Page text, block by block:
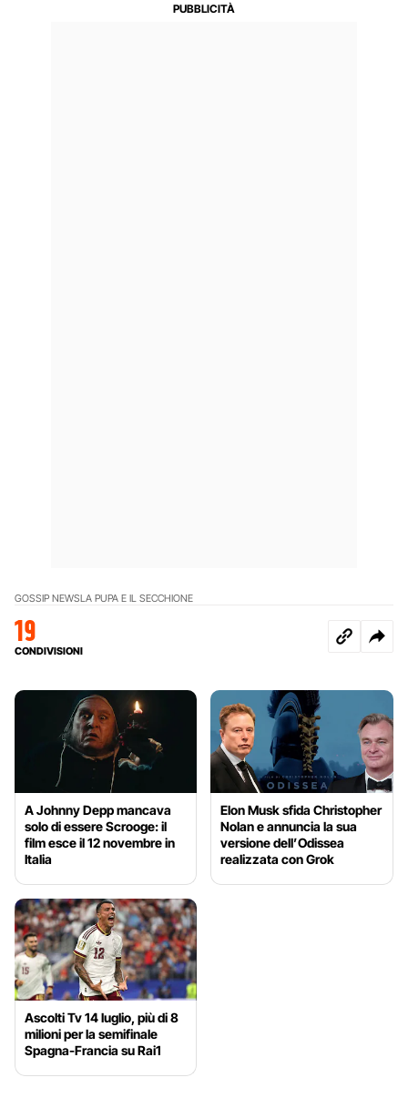
GOSSIP NEWSLA PUPA E IL SECCHIONE
19
CONDIVISIONI
A Johnny Depp mancava
solo di essere Scrooge: il
film esce il 12 novembre in
Italia
Elon Musk sfida Christopher
Nolan e annuncia la sua
versione dell’Odissea
realizzata con Grok
Ascolti Tv 14 luglio, più di 8
milioni per la semifinale
Spagna-Francia su Rai1